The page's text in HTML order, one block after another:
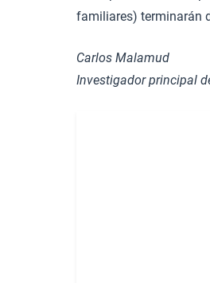
familiares) terminarán
Carlos Malamud
Investigador principal